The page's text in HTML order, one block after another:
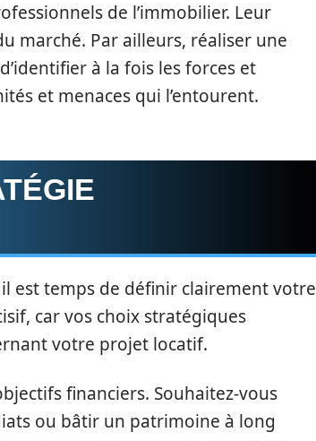
de l’immobilier. Leur
marché. Par ailleurs, réaliser une
à la fois les forces et
et menaces qui l’entourent.
est temps de définir clairement votre
car vos choix stratégiques
votre projet locatif.
financiers. Souhaitez-vous
ou bâtir un patrimoine à long